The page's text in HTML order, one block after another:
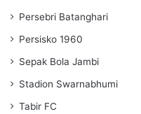
Persebri Batanghari
Persisko 1960
Sepak Bola Jambi
Stadion Swarnabhumi
Tabir FC